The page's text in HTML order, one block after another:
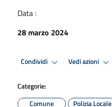
Data :
28 marzo 2024
Condividi Vedi azioni
Categorie:
Comune
Polizia Locale